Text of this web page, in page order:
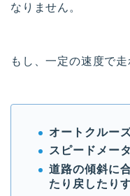
なりません。
もし、一定の速度で
オートクルー
スピードメー
道路の傾斜に
たり戻したり